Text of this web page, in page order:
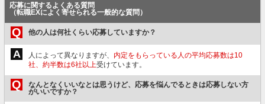
応募に関するよくある質問
（転職EXによく寄せられる一般的な質問）
Q 他の人は何社くらい応募していますか？
A 人によって異なりますが、 内定をもらっている人の平均応募数は10
社、約半数は6社以上受けています。
Q
なんとなくいいなとは思うけど、応募を悩んでるときは応募しない方
がいいですか？